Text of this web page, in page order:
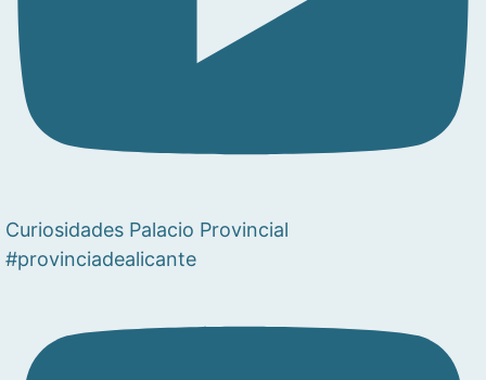
Curiosidades Palacio Provincial
#provinciadealicante